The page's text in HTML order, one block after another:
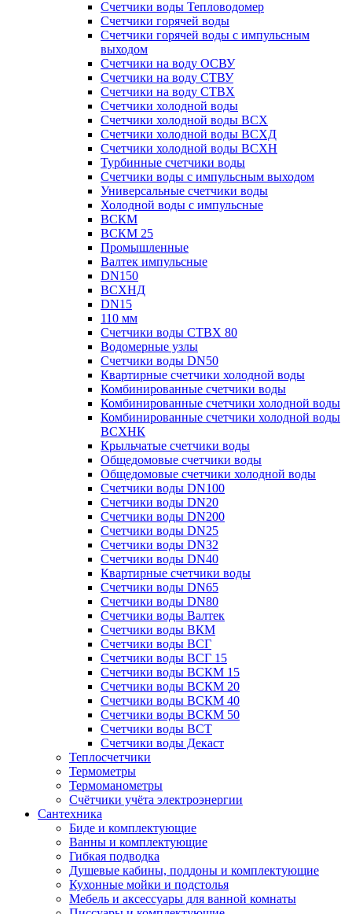
Счетчики воды Тепловодомер
Счетчики горячей воды
Счетчики горячей воды с импульсным
выходом
Счетчики на воду ОСВУ
Счетчики на воду СТВУ
Счетчики на воду СТВХ
Счетчики холодной воды
Счетчики холодной воды ВСХ
Счетчики холодной воды ВСХД
Счетчики холодной воды ВСХН
Турбинные счетчики воды
Счетчики воды с импульсным выходом
Универсальные счетчики воды
Холодной воды с импульсные
ВСКМ
ВСКМ 25
Промышленные
Валтек импульсные
DN150
ВСХНД
DN15
110 мм
Счетчики воды СТВХ 80
Водомерные узлы
Счетчики воды DN50
Квартирные счетчики холодной воды
Комбинированные счетчики воды
Комбинированные счетчики холодной воды
Комбинированные счетчики холодной воды
ВСХНК
Крыльчатые счетчики воды
Общедомовые счетчики воды
Общедомовые счетчики холодной воды
Счетчики воды DN100
Счетчики воды DN20
Счетчики воды DN200
Счетчики воды DN25
Счетчики воды DN32
Счетчики воды DN40
Квартирные счетчики воды
Счетчики воды DN65
Счетчики воды DN80
Счетчики воды Валтек
Счетчики воды ВКМ
Счетчики воды ВСГ
Счетчики воды ВСГ 15
Счетчики воды ВСКМ 15
Счетчики воды ВСКМ 20
Счетчики воды ВСКМ 40
Счетчики воды ВСКМ 50
Счетчики воды ВСТ
Счетчики воды Декаст
Теплосчетчики
Термометры
Термоманометры
Счётчики учёта электроэнергии
Сантехника
Биде и комплектующие
Ванны и комплектующие
Гибкая подводка
Душевые кабины, поддоны и комплектующие
Кухонные мойки и подстолья
Мебель и аксессуары для ванной комнаты